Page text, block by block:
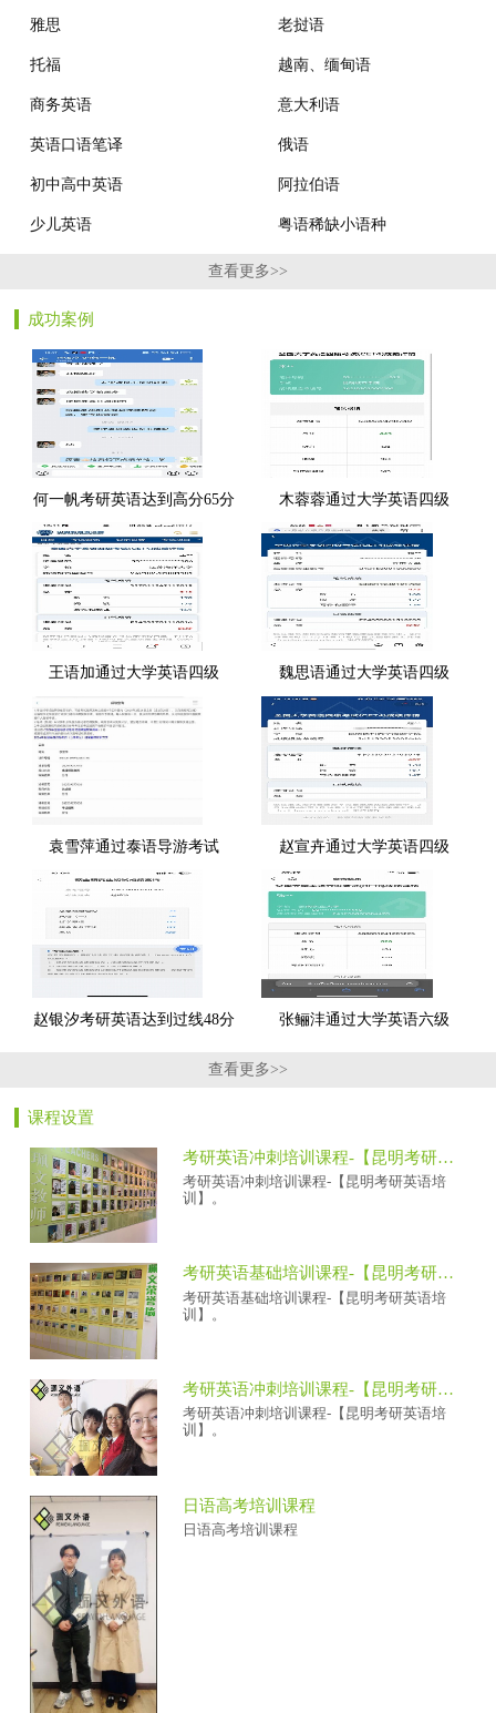
雅思 老挝语
托福 越南、缅甸语
商务英语 意大利语
英语口语笔译 俄语
初中高中英语 阿拉伯语
少儿英语 粤语稀缺小语种
查看更多>>
成功案例
何一帆考研英语达到高分65分 木蓉蓉通过大学英语四级
王语加通过大学英语四级 魏思语通过大学英语四级
袁雪萍通过泰语导游考试 赵宣卉通过大学英语四级
赵银汐考研英语达到过线48分 张鲡沣通过大学英语六级
查看更多>>
课程设置
考研英语冲刺培训课程-【昆明考研英语培训】
考研英语冲刺培训课程-【昆明考研英语培
训】。
考研英语基础培训课程-【昆明考研英语培训】
考研英语基础培训课程-【昆明考研英语培
训】。
考研英语冲刺培训课程-【昆明考研英语培训】
考研英语冲刺培训课程-【昆明考研英语培
训】。
日语高考培训课程
日语高考培训课程